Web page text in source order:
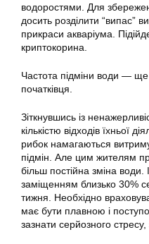
водоростями. Для
досить розділити “випас”
прикраси акваріума.
криптокорина.
Частота підміни води —
початківця.
Зіткнувшись із
кількістю відходів їхньої
рибок намагаються
підмін. Але цим жителям
більш постійна зміна води.
заміщенням близько 30%
тижня. Необхідно
має бути плавною і
зазнати серйозного стресу,